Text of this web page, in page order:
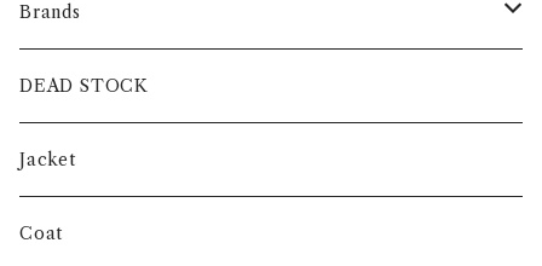
Brands
intch.
SHUREN
INVERTERE
DEAD STOCK
Jacket
Coat